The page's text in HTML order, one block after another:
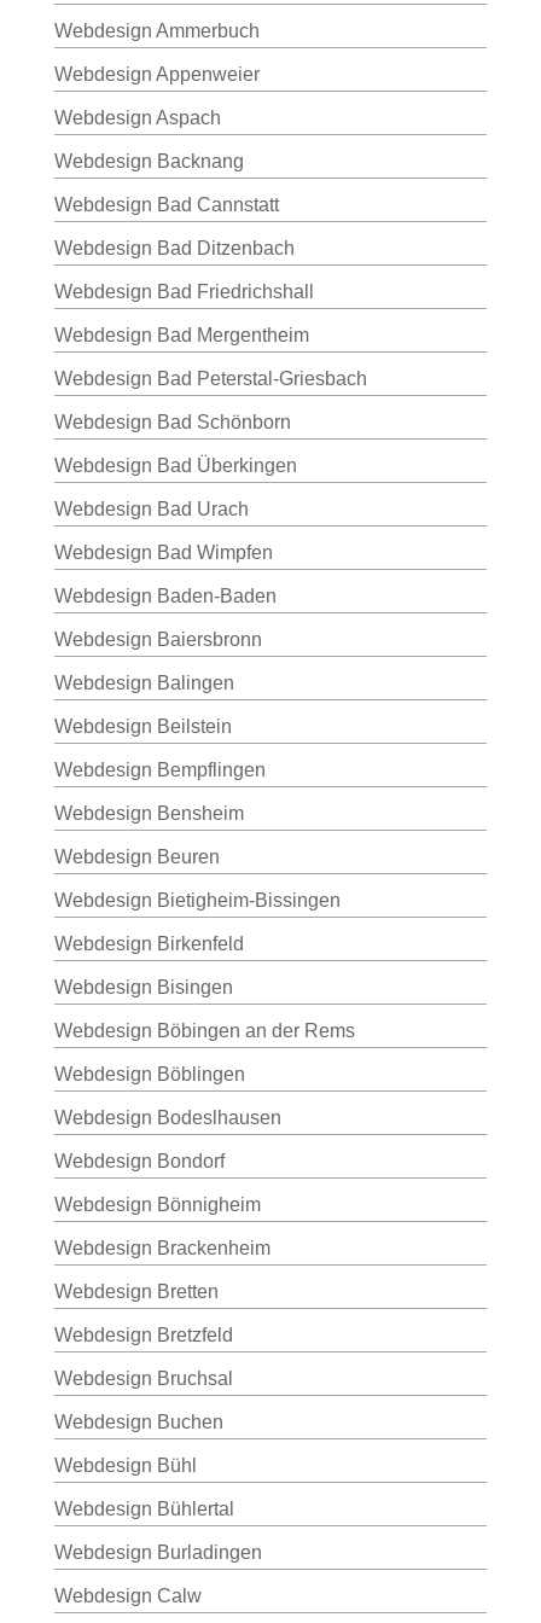
Webdesign Ammerbuch
Webdesign Appenweier
Webdesign Aspach
Webdesign Backnang
Webdesign Bad Cannstatt
Webdesign Bad Ditzenbach
Webdesign Bad Friedrichshall
Webdesign Bad Mergentheim
Webdesign Bad Peterstal-Griesbach
Webdesign Bad Schönborn
Webdesign Bad Überkingen
Webdesign Bad Urach
Webdesign Bad Wimpfen
Webdesign Baden-Baden
Webdesign Baiersbronn
Webdesign Balingen
Webdesign Beilstein
Webdesign Bempflingen
Webdesign Bensheim
Webdesign Beuren
Webdesign Bietigheim-Bissingen
Webdesign Birkenfeld
Webdesign Bisingen
Webdesign Böbingen an der Rems
Webdesign Böblingen
Webdesign Bodeslhausen
Webdesign Bondorf
Webdesign Bönnigheim
Webdesign Brackenheim
Webdesign Bretten
Webdesign Bretzfeld
Webdesign Bruchsal
Webdesign Buchen
Webdesign Bühl
Webdesign Bühlertal
Webdesign Burladingen
Webdesign Calw